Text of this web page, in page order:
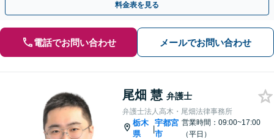
料金表を見る
電話でお問い合わせ メールでお問い合わせ
尾畑 慧 弁護士
弁護士法人高木・尾畑法律事務所
栃木
県
|
宇都宮
市
営業時間：09:00~17:00
（平日）